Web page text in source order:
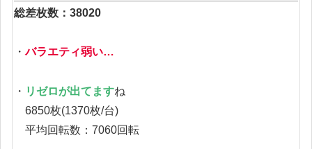
総差枚数：38020
・バラエティ弱い…
・ リゼロが出てますね
6850枚(1370枚/台)
平均回転数：7060回転